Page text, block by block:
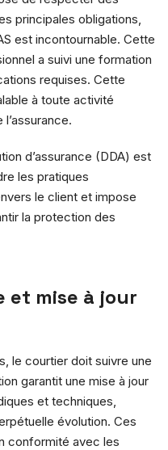
principales obligations,
est incontournable. Cette
a suivi une formation
requises. Cette
à toute activité
d’assurance (DDA) est
les pratiques
le client et impose
la protection des
et mise à jour
le courtier doit suivre une
garantit une mise à jour
et techniques,
évolution. Ces
conformité avec les